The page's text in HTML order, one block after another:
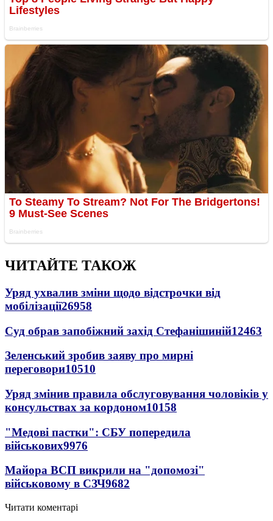
ЧИТАЙТЕ ТАКОЖ
Уряд ухвалив зміни щодо відстрочки від
мобілізації26958
Суд обрав запобіжний захід Стефанішиній12463
Зеленський зробив заяву про мирні
переговори10510
Уряд змінив правила обслуговування чоловіків у
консульствах за кордоном10158
"Медові пастки": СБУ попередила
військових9976
Майора ВСП викрили на "допомозі"
військовому в СЗЧ9682
Читати коментарі